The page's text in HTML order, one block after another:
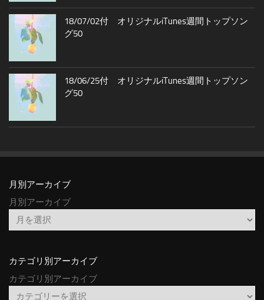
18/07/02付 オリジナルiTunes週間トップソン
グ50
18/06/25付 オリジナルiTunes週間トップソン
グ50
月別アーカイブ
月別アーカイブ
カテゴリ別アーカイブ
カテゴリ別アーカイブ